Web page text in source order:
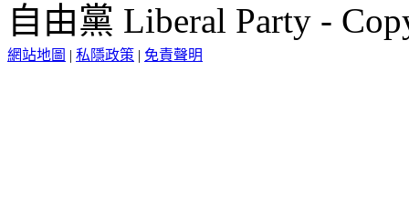
自由黨 Liberal Party -
網站地圖 | 私隱政策 | 免責聲明